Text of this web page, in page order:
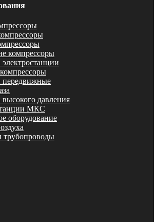
компрессоры
передвижные
давления
МКС
оборудование
трубопроводы